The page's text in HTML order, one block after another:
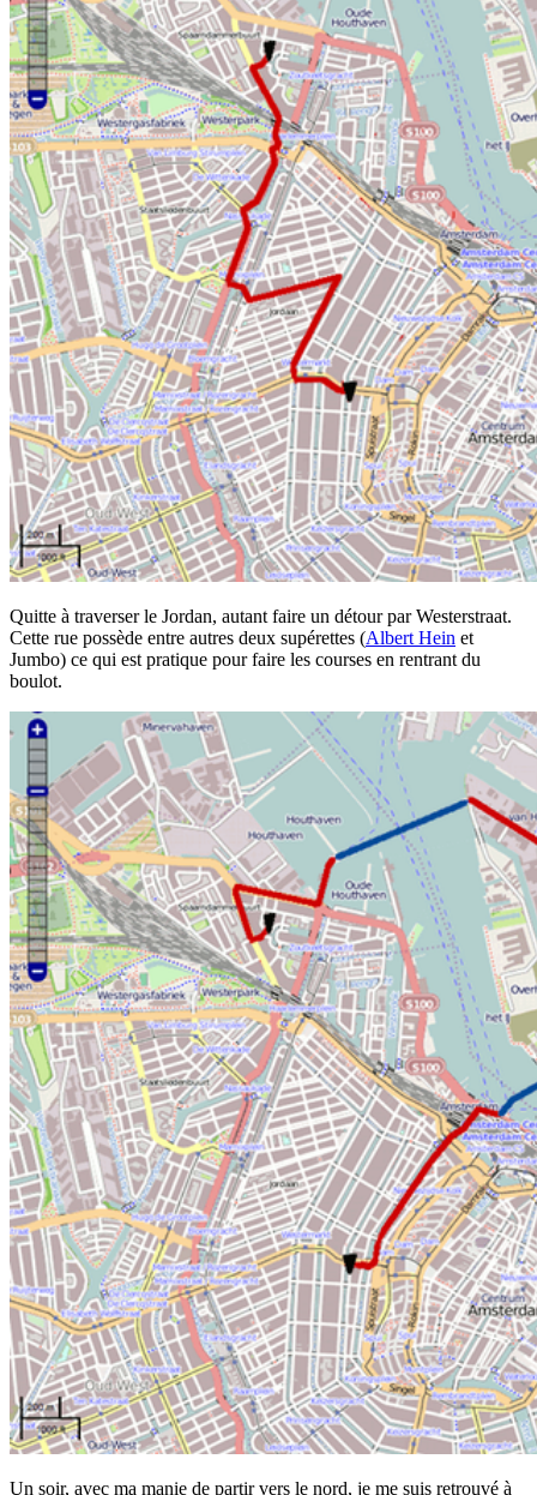
Quitte à traverser le Jordan, autant faire un détour par Westerstraat.
Cette rue possède entre autres deux supérettes (Albert Hein et
Jumbo) ce qui est pratique pour faire les courses en rentrant du
boulot.
Un soir, avec ma manie de partir vers le nord, je me suis retrouvé à